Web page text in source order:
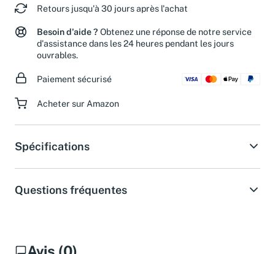
Retours jusqu'à 30 jours après l'achat
Besoin d'aide ? Obtenez une réponse de notre service
d'assistance dans les 24 heures pendant les jours
ouvrables.
Paiement sécurisé
Acheter sur Amazon
Spécifications
Questions fréquentes